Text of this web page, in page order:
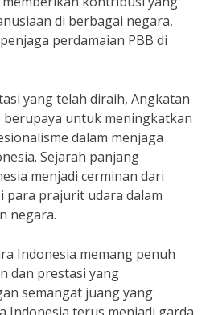
di berbagai negara,
perdamaian PBB di
yang telah diraih, Angkatan
berupaya untuk meningkatkan
dalam menjaga
Sejarah panjang
menjadi cerminan dari
para prajurit udara dalam
negara.
Indonesia memang penuh
dan prestasi yang
semangat juang yang